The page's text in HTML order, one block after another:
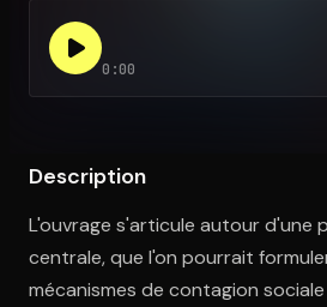
Ouvre l'app Appareil photo,
0:00
Description
L'ouvrage s'articule autour d'une
centrale, que l'on pourrait
mécanismes de contagion